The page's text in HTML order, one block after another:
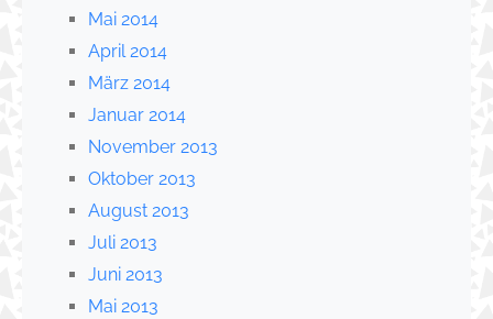
Mai 2014
April 2014
März 2014
Januar 2014
November 2013
Oktober 2013
August 2013
Juli 2013
Juni 2013
Mai 2013